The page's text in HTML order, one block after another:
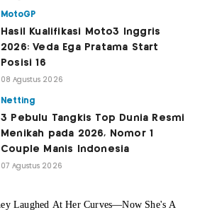
MotoGP
Hasil Kualifikasi Moto3 Inggris
2026: Veda Ega Pratama Start
Posisi 16
08 Agustus 2026
Netting
3 Pebulu Tangkis Top Dunia Resmi
Menikah pada 2026, Nomor 1
Couple Manis Indonesia
07 Agustus 2026